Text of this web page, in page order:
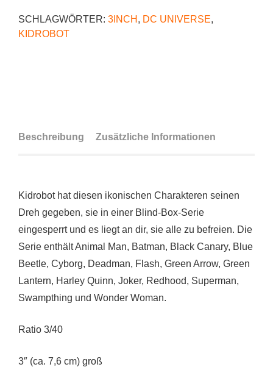
SCHLAGWÖRTER: 3INCH , DC UNIVERSE,
KIDROBOT
Beschreibung Zusätzliche Informationen
Kidrobot hat diesen ikonischen Charakteren seinen
Dreh gegeben, sie in einer Blind-Box-Serie
eingesperrt und es liegt an dir, sie alle zu befreien. Die
Serie enthält Animal Man, Batman, Black Canary, Blue
Beetle, Cyborg, Deadman, Flash, Green Arrow, Green
Lantern, Harley Quinn, Joker, Redhood, Superman,
Swampthing und Wonder Woman.
Ratio 3/40
3″ (ca. 7,6 cm) groß